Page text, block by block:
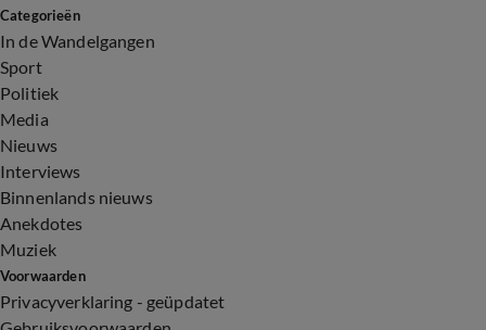
Categorieën
In de Wandelgangen
Sport
Politiek
Media
Nieuws
Interviews
Binnenlands nieuws
Anekdotes
Muziek
Voorwaarden
Privacyverklaring - geüpdatet